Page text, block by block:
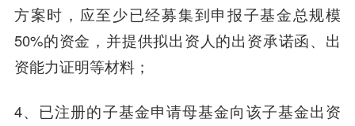
方案时，应至少已经募集到申报子基金总规模
50%的资金，并提供拟出资人的出资承诺函、出
资能力证明等材料；
4、已注册的子基金申请母基金向该子基金出资